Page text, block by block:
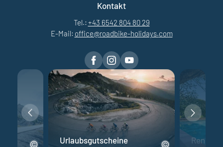
Kontakt
Tel.: +43 6542 804 80 29
E-Mail: office@roadbike-holidays.com
Urlaubsgutscheine